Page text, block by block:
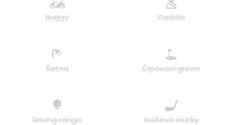
Buggy Caddie
Šatna Čipovací green
Driving range Golfové vozíky